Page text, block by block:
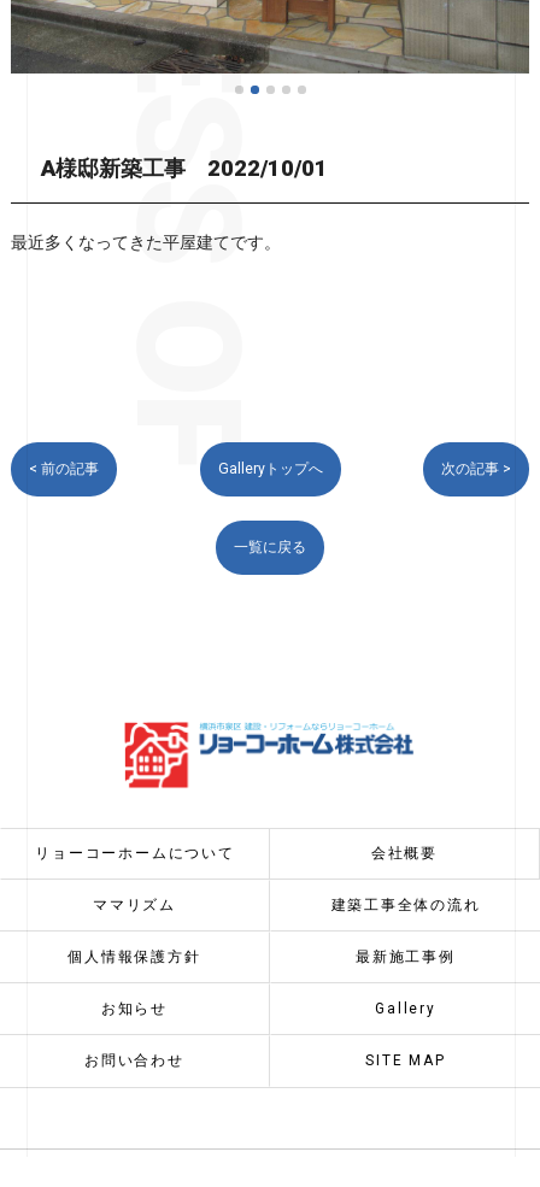
A様邸新築工事 2022/10/01
最近多くなってきた平屋建てです。
< 前の記事 Galleryトップへ 次の記事 >
一覧に戻る
リョーコーホームについて 会社概要
ママリズム 建築工事全体の流れ
個人情報保護方針 最新施工事例
お知らせ Gallery
お問い合わせ SITE MAP